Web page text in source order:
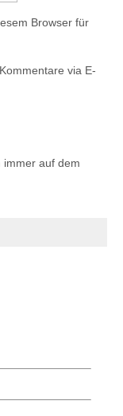
Browser für
via E-
immer auf dem